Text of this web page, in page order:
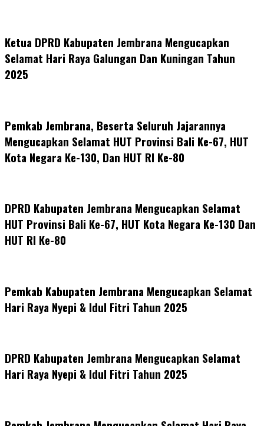
Ketua DPRD Kabupaten Jembrana Mengucapkan
Selamat Hari Raya Galungan Dan Kuningan Tahun
2025
Pemkab Jembrana, Beserta Seluruh Jajarannya
Mengucapkan Selamat HUT Provinsi Bali Ke-67, HUT
Kota Negara Ke-130, Dan HUT RI Ke-80
DPRD Kabupaten Jembrana Mengucapkan Selamat
HUT Provinsi Bali Ke-67, HUT Kota Negara Ke-130 Dan
HUT RI Ke-80
Pemkab Kabupaten Jembrana Mengucapkan Selamat
Hari Raya Nyepi & Idul Fitri Tahun 2025
DPRD Kabupaten Jembrana Mengucapkan Selamat
Hari Raya Nyepi & Idul Fitri Tahun 2025